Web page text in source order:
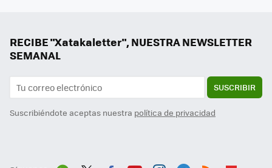
RECIBE "Xatakaletter", NUESTRA NEWSLETTER
SEMANAL
SUSCRIBIR
Suscribiéndote aceptas nuestra política de privacidad